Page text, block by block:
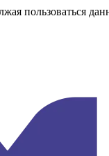
пользоваться